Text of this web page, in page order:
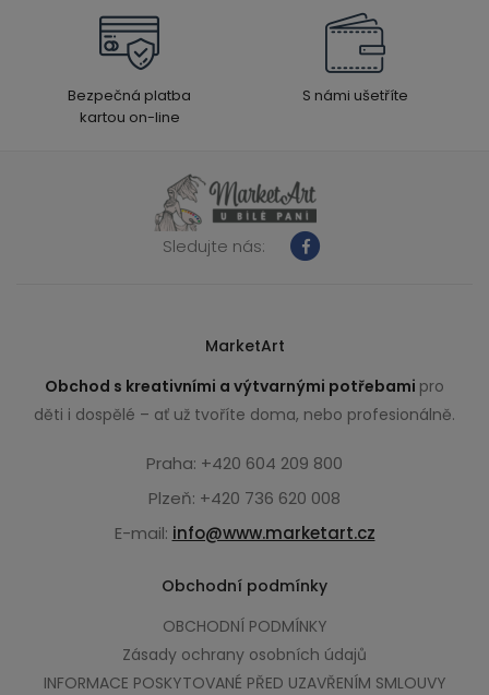
Bezpečná platba
kartou on-line
S námi ušetříte
Sledujte nás:
MarketArt
Obchod s kreativními a výtvarnými potřebami pro
děti i dospělé – ať už tvoříte doma, nebo profesionálně.
Praha: +420 604 209 800
Plzeň: +420 736 620 008
E-mail: info@www.marketart.cz
Obchodní podmínky
OBCHODNÍ PODMÍNKY
Zásady ochrany osobních údajů
INFORMACE POSKYTOVANÉ PŘED UZAVŘENÍM SMLOUVY